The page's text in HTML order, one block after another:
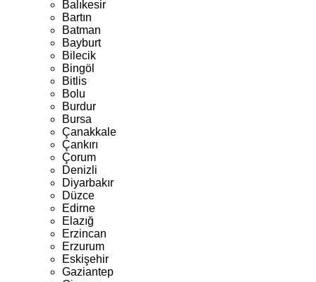
Balıkesir
Bartın
Batman
Bayburt
Bilecik
Bingöl
Bitlis
Bolu
Burdur
Bursa
Çanakkale
Çankırı
Çorum
Denizli
Diyarbakır
Düzce
Edirne
Elazığ
Erzincan
Erzurum
Eskişehir
Gaziantep